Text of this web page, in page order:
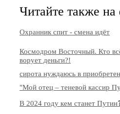
Читайте также
Охранник спит - смена идёт
Космодром Восточный. Кто
ворует деньги?!
сирота нуждаюсь в
"Мой отец – теневой кассир
В 2024 году кем станет